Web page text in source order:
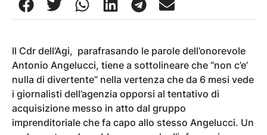
Il Cdr dell’Agi, parafrasando le parole dell’onorevole
Antonio Angelucci, tiene a sottolineare che “non c’e’
nulla di divertente” nella vertenza che da 6 mesi vede
i giornalisti dell’agenzia opporsi al tentativo di
acquisizione messo in atto dal gruppo
imprenditoriale che fa capo allo stesso Angelucci. Un